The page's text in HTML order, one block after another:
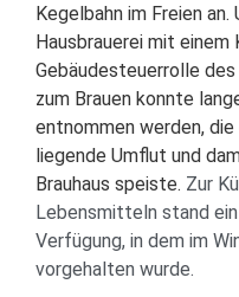
Kegelbahn im Freien an.
Hausbrauerei mit
Gebäudesteuerrolle
zum Brauen konnte
entnommen werden,
liegende Umflut und
Brauhaus speiste. Zur
Lebensmitteln stand
Verfügung, in dem im
vorgehalten wurde.